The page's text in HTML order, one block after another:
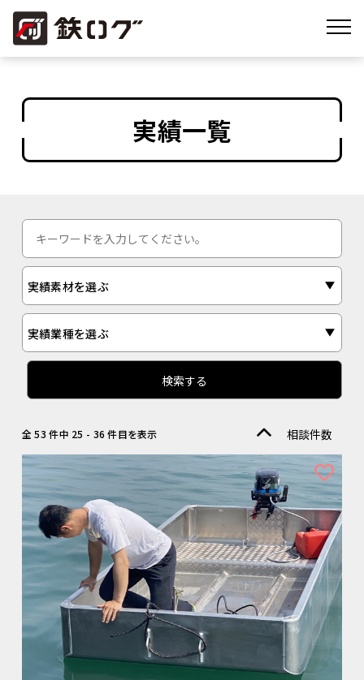
実績一覧
実績素材を選ぶ
実績業種を選ぶ
検索する
相談件数
全 53 件中 25 - 36 件目を表示